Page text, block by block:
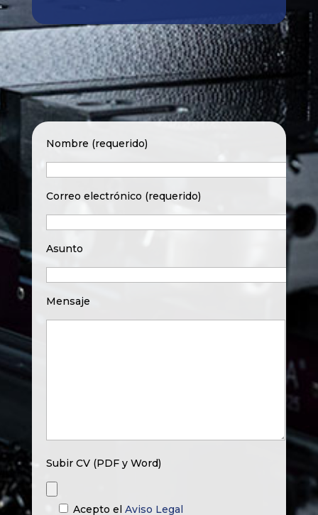
Nombre (requerido)
Correo electrónico (requerido)
Asunto
Mensaje
Subir CV (PDF y Word)
Acepto el Aviso Legal